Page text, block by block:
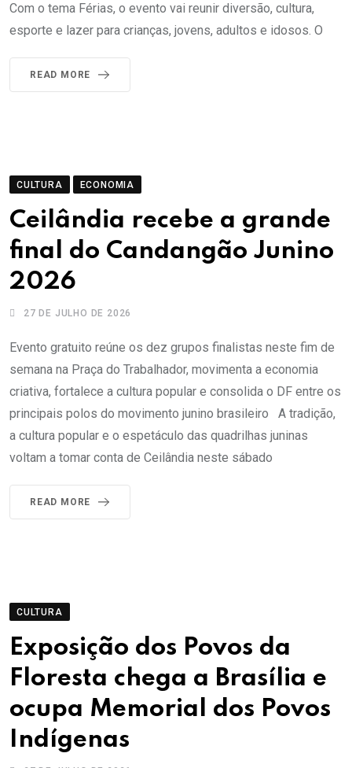
Com o tema Férias, o evento vai reunir diversão, cultura,
esporte e lazer para crianças, jovens, adultos e idosos. O
READ MORE
CULTURA ECONOMIA
Ceilândia recebe a grande
final do Candangão Junino
2026
27 DE JULHO DE 2026
Evento gratuito reúne os dez grupos finalistas neste fim de
semana na Praça do Trabalhador, movimenta a economia
criativa, fortalece a cultura popular e consolida o DF entre os
principais polos do movimento junino brasileiro A tradição,
a cultura popular e o espetáculo das quadrilhas juninas
voltam a tomar conta de Ceilândia neste sábado
READ MORE
CULTURA
Exposição dos Povos da
Floresta chega a Brasília e
ocupa Memorial dos Povos
Indígenas